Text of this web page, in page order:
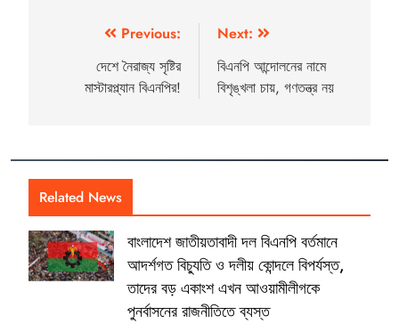
Previous:
দেশে নৈরাজ্য সৃষ্টির
মাস্টারপ্ল্যান বিএনপির!
Next:
বিএনপি আন্দোলনের নামে
বিশৃঙ্খলা চায়, গণতন্ত্র নয়
Related News
বাংলাদেশ জাতীয়তাবাদী দল বিএনপি বর্তমানে
আদর্শগত বিচ্যুতি ও দলীয় কোন্দলে বিপর্যস্ত,
তাদের বড় একাংশ এখন আওয়ামীলীগকে
পুনর্বাসনের রাজনীতিতে ব্যস্ত